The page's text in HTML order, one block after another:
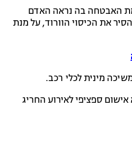
האבטחה בה נראה האדם
את הכיסוי הוורוד, על מנת
מינית לכלי רכב.
ספציפי לאירוע החריג